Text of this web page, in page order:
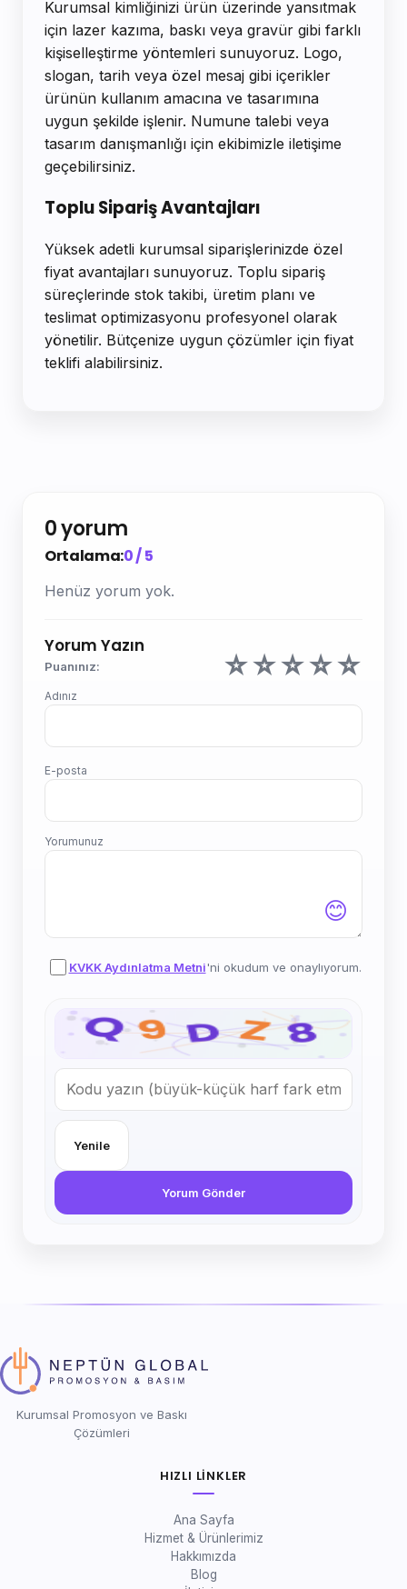
Kurumsal kimliğinizi ürün üzerinde yansıtmak
için lazer kazıma, baskı veya gravür gibi farklı
kişiselleştirme yöntemleri sunuyoruz. Logo,
slogan, tarih veya özel mesaj gibi içerikler
ürünün kullanım amacına ve tasarımına
uygun şekilde işlenir. Numune talebi veya
tasarım danışmanlığı için ekibimizle iletişime
geçebilirsiniz.
Toplu Sipariş Avantajları
Yüksek adetli kurumsal siparişlerinizde özel
fiyat avantajları sunuyoruz. Toplu sipariş
süreçlerinde stok takibi, üretim planı ve
teslimat optimizasyonu profesyonel olarak
yönetilir. Bütçenize uygun çözümler için fiyat
teklifi alabilirsiniz.
0 yorum
Ortalama:0 / 5
Henüz yorum yok.
Yorum Yazın
Puanınız: ☆☆☆☆☆
Adınız
E-posta
Yorumunuz
😊
KVKK Aydınlatma Metni'ni okudum ve onaylıyorum.
Yenile
Yorum Gönder
Kurumsal Promosyon ve Baskı
Çözümleri
HIZLI LINKLER
Ana Sayfa
Hizmet & Ürünlerimiz
Hakkımızda
Blog